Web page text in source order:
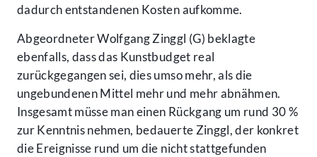
dadurch entstandenen Kosten aufkomme.
Abgeordneter Wolfgang Zinggl (G) beklagte
ebenfalls, dass das Kunstbudget real
zurückgegangen sei, dies umso mehr, als die
ungebundenen Mittel mehr und mehr abnähmen.
Insgesamt müsse man einen Rückgang um rund 30 %
zur Kenntnis nehmen, bedauerte Zinggl, der konkret
die Ereignisse rund um die nicht stattgefunden